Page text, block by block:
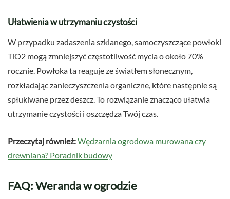
Ułatwienia w utrzymaniu czystości
W przypadku zadaszenia szklanego, samoczyszczące powłoki
TiO2 mogą zmniejszyć częstotliwość mycia o około 70%
rocznie. Powłoka ta reaguje ze światłem słonecznym,
rozkładając zanieczyszczenia organiczne, które następnie są
spłukiwane przez deszcz. To rozwiązanie znacząco ułatwia
utrzymanie czystości i oszczędza Twój czas.
Przeczytaj również:Wędzarnia ogrodowa murowana czy
drewniana? Poradnik budowy
FAQ: Weranda w ogrodzie